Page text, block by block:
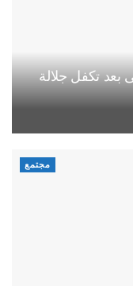
بعد تكفل جلالة
مجتمع